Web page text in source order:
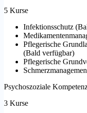
5 Kurse
Infektionsschutz (
Pflegerische
(Bald verfügbar)
Pflegerische
Psychoszoziale
3 Kurse